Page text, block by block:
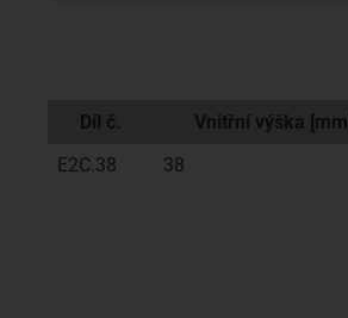
Díl č. Vnitřní výška [mm]
E2C.38
38